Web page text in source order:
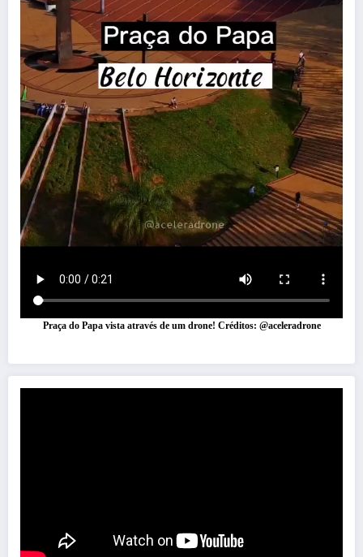
Praça do Papa vista através de um drone! Créditos: @aceleradrone